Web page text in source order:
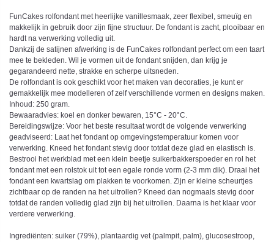
FunCakes rolfondant met heerlijke vanillesmaak, zeer flexibel, smeuïg en
makkelijk in gebruik door zijn fijne structuur. De fondant is zacht, plooibaar en
hardt na verwerking volledig uit.
Dankzij de satijnen afwerking is de FunCakes rolfondant perfect om een taart
mee te bekleden. Wil je vormen uit de fondant snijden, dan krijg je
gegarandeerd nette, strakke en scherpe uitsneden.
De rolfondant is ook geschikt voor het maken van decoraties, je kunt er
gemakkelijk mee modelleren of zelf verschillende vormen en designs maken.
Inhoud: 250 gram.
Bewaaradvies: koel en donker bewaren, 15°C - 20°C.
Bereidingswijze: Voor het beste resultaat wordt de volgende verwerking
geadviseerd: Laat het fondant op omgevingstemperatuur komen voor
verwerking. Kneed het fondant stevig door totdat deze glad en elastisch is.
Bestrooi het werkblad met een klein beetje suikerbakkerspoeder en rol het
fondant met een rolstok uit tot een egale ronde vorm (2-3 mm dik). Draai het
fondant een kwartslag om plakken te voorkomen. Zijn er kleine scheurtjes
zichtbaar op de randen na het uitrollen? Kneed dan nogmaals stevig door
totdat de randen volledig glad zijn bij het uitrollen. Daarna is het klaar voor
verdere verwerking.
Ingrediënten: suiker (79%), plantaardig vet (palmpit, palm), glucosestroop,